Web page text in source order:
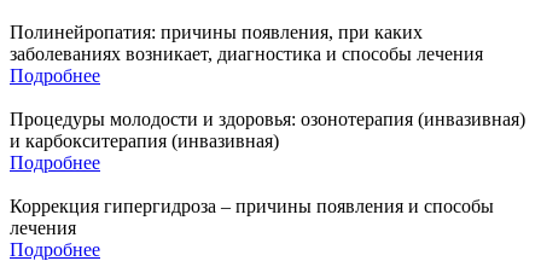
Полинейропатия: причины появления, при каких
заболеваниях возникает, диагностика и способы лечения
Подробнее
Процедуры молодости и здоровья: озонотерапия (инвазивная)
и карбокситерапия (инвазивная)
Подробнее
Коррекция гипергидроза – причины появления и способы
лечения
Подробнее